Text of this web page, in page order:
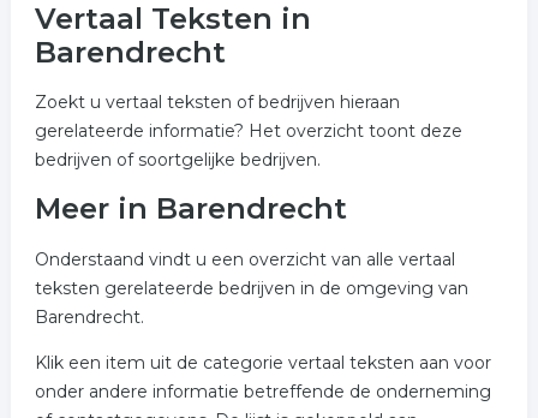
Vertaal Teksten in
Barendrecht
Zoekt u vertaal teksten of bedrijven hieraan
gerelateerde informatie? Het overzicht toont deze
bedrijven of soortgelijke bedrijven.
Meer in Barendrecht
Onderstaand vindt u een overzicht van alle vertaal
teksten gerelateerde bedrijven in de omgeving van
Barendrecht.
Klik een item uit de categorie vertaal teksten aan voor
onder andere informatie betreffende de onderneming